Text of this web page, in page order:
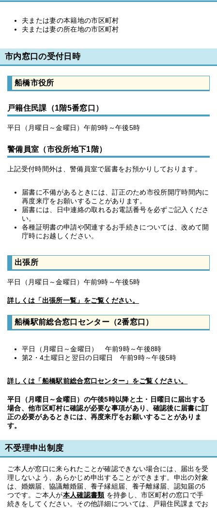
夫または妻の本籍地の市区町村
夫または妻の所在地の市区町村
市内窓口の受付日時
船橋市役所
戸籍住民課（1階5番窓口）
平日（月曜日～金曜日）午前9時～午後5時
警備員室（市役所地下1階）
上記受付時間外は、警備員室で届書をお預かりしております。
届書に不備があるときには、訂正のため市役所開庁時間内に
再度来庁をお願いすることがあります。
届書には、日中連絡の取れるお電話番号を必ずご記入くださ
い。
各種証明書の申請や関連するお手続きについては、改めて開
庁時にお越しください。
出張所
平日（月曜日～金曜日）午前9時～午後5時
詳しくは「出張所一覧」をご覧ください。
船橋駅前総合窓口センター（2番窓口）
平日（月曜日～金曜日） 午前9時～午後8時
第2・4土曜日と翌日の日曜日 午前9時～午後5時
詳しくは「船橋駅前総合窓口センター」をご覧ください。
平日（月曜日～金曜日）の午後5時以降と土・日曜日に届出する
場合、他市区町村に確認が必要な事項があり、確認後に届書に訂
正の必要があるときには、再度来庁をお願いすることがありま
す。
不受理申出制度
ご本人が窓口に来られたことが確認できない場合には、届出を受
理しないよう、あらかじめ申出することができます。申出の対象
は、婚姻届、協議離婚届、養子縁組届、養子離縁届、認知届の5
つです。ご本人が本人確認書類 を持参し、市区町村の窓口で手
続きをしてください。その他詳細については、戸籍住民課までお